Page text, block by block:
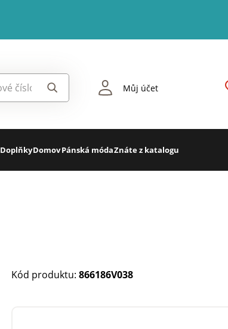
Můj účet
DoplňkyDomovPánská módaZnáte z katalogu
Kód produktu: 866186V038